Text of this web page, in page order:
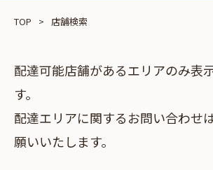
TOP 店舗検索
配達可能店舗があるエリアのみ表
す。
配達エリアに関するお問い合わせ
願いいたします。